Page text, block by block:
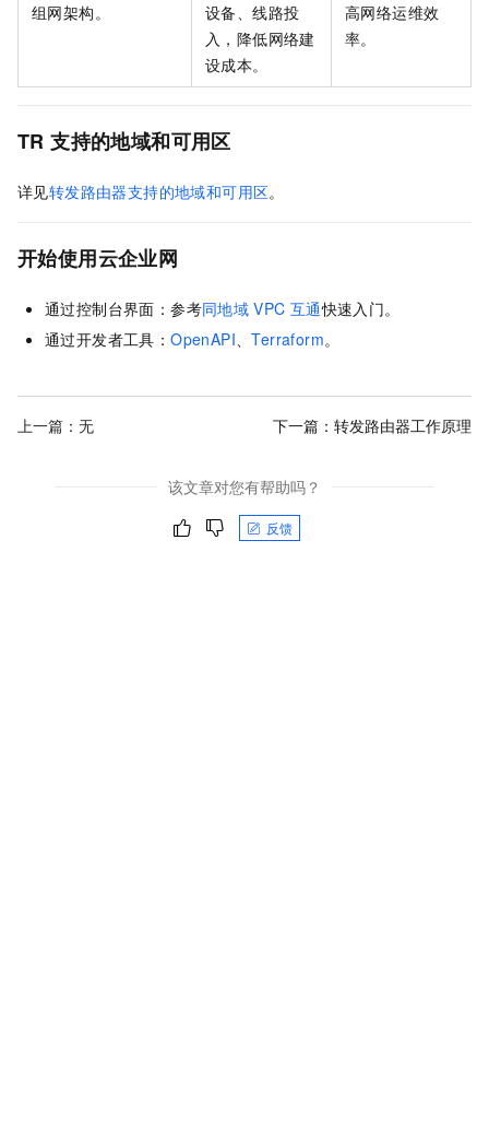
组网架构。
设备、线路投
入，降低网络建
设成本。
高网络运维效
率。
TR 支持的地域和可用区
详见转发路由器支持的地域和可用区。
开始使用云企业网
通过控制台界面：参考同地域 VPC 互通快速入门。
通过开发者工具：OpenAPI、Terraform。
上一篇：无 下一篇： 转发路由器工作原理
该文章对您有帮助吗？
反馈